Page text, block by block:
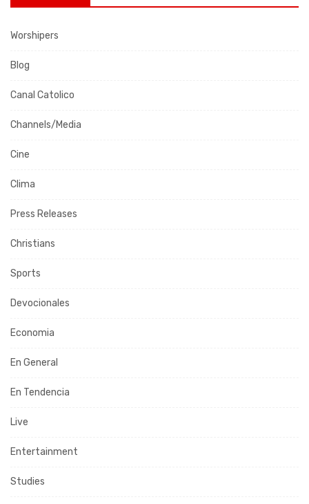
Worshipers
Blog
Canal Catolico
Channels/Media
Cine
Clima
Press Releases
Christians
Sports
Devocionales
Economia
En General
En Tendencia
Live
Entertainment
Studies